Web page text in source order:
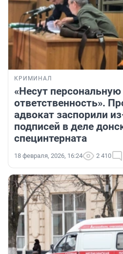
КРИМИНАЛ
«Несут персональную
ответственность».
адвокат заспорили
подписей в деле
специнтерната
18 февраля, 2026, 16:24 2 410